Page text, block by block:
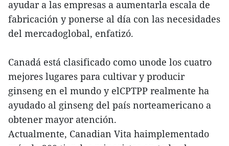
ayudar a las empresas a aumentarla escala de
fabricación y ponerse al día con las necesidades
del mercadoglobal, enfatizó.
Canadá está clasificado como unode los cuatro
mejores lugares para cultivar y producir
ginseng en el mundo y elCPTPP realmente ha
ayudado al ginseng del país norteamericano a
obtener mayor atención.
Actualmente, Canadian Vita haimplementado